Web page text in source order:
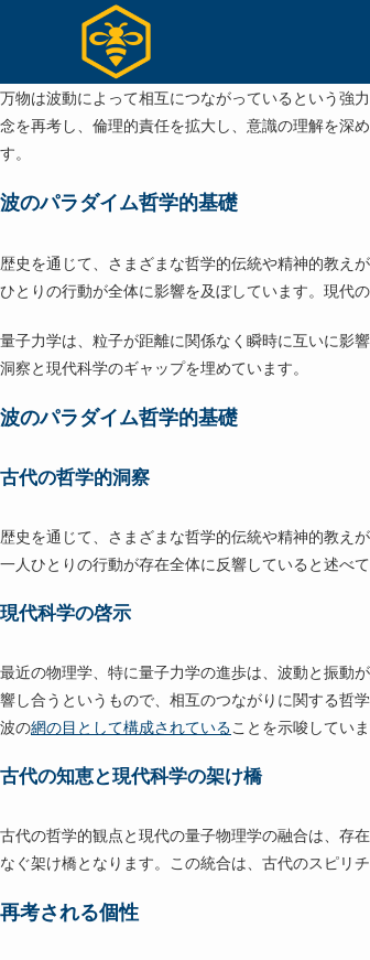
ン
ツ
へ
キ
プ
万物は波動によって相互につながっているという強
念を再考し、倫理的責任を拡大し、意識の理解を深
す。
波のパラダイム哲学的基礎
歴史を通じて、さまざまな哲学的伝統や精神的教え
ひとりの行動が全体に影響を及ぼしています。現代
量子力学は、粒子が距離に関係なく瞬時に互いに影
洞察と現代科学のギャップを埋めています。
波のパラダイム哲学的基礎
古代の哲学的洞察
歴史を通じて、さまざまな哲学的伝統や精神的教え
一人ひとりの行動が存在全体に反響していると述べ
現代科学の啓示
最近の物理学、特に量子力学の進歩は、波動と振動
響し合うというもので、相互のつながりに関する哲
波の網の目として構成されていることを示唆していま
古代の知恵と現代科学の架け橋
古代の哲学的観点と現代の量子物理学の融合は、存
なぐ架け橋となります。この統合は、古代のスピリ
再考される個性